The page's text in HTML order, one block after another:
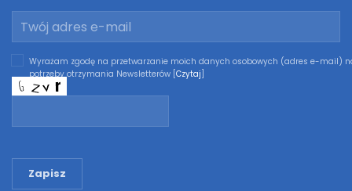
Wyrażam zgodę na przetwarzanie moich danych osobowych (adres e-mail)
potrzeby otrzymania Newsletterów [ Czytaj
Zapisz